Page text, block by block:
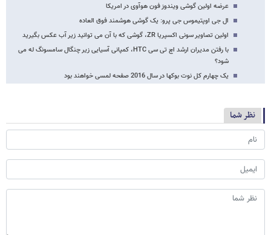
عرضه اولین گوشی ویندوز فون هوآوی در امریکا
ال جی اوپتیموس جی پرو: یک گوشی هوشمند فوق العاده
اولین تصاویر سونی اکسپریا ZR، گوشی که با آن می توانید زیر آب عکس بگیرید
با رفتن مدیران ارشد اچ تی سی HTC، کمپانی آسیایی زیر چنگال سامسونگ له می
شود؟
یک چهارم کل نوت بوکها در سال 2016 صفحه لمسی خواهند بود
نظر شما